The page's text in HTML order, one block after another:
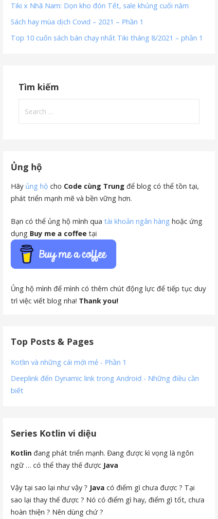
Tiki x Nhã Nam: Dọn kho đón Tết, sale khủng cuối năm
Sách hay mùa dịch Covid – 2021 – Phần 1
Top 10 cuốn sách bán chạy nhất Tiki tháng 8/2021 – phần 1
Tìm kiếm
for:
Ủng hộ
Hãy ủng hộ cho Code cùng Trung để blog có thể tồn tại,
phát triển mạnh mẽ và bền vững hơn.
Bạn có thể ủng hộ mình quatài khoản ngân hàng hoặc ứng
dụng Buy me a coffee tại
Ủng hộ mình để mình có thêm chút động lực để tiếp tục duy
trì việc viết blog nha! Thank you!
Top Posts & Pages
Kotlin và những cái mới mẻ - Phần 1
Deeplink đến Dynamic link trong Android - Những điều cần
biết
Series Kotlin vi diệu
Kotlin đang phát triển mạnh. Đang được kì vọng là ngôn
ngữ … có thể thay thế được Java
Vậy tại sao lại như vậy ? Java có điểm gì chưa được ? Tại
sao lại thay thế được ? Nó có điểm gì hay, điểm gì tốt, chưa
hoàn thiện ? Nên dùng chứ ?